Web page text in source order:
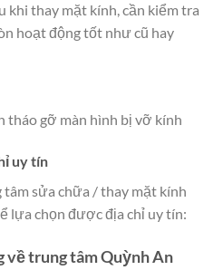
khi thay mặt kính, cần kiểm tra
hoạt động tốt như cũ hay
tháo gỡ màn hình bị vỡ kính
uy tín
sửa chữa / thay mặt kính
lựa chọn được địa chỉ uy tín:
về trung tâm Quỳnh An